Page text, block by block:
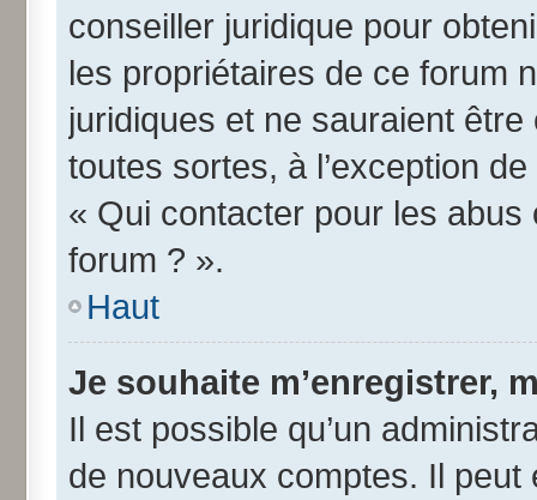
conseiller juridique pour
les propriétaires de ce forum
juridiques et ne sauraient
toutes sortes, à l’exception
« Qui contacter pour les
forum ? ».
Haut
Je souhaite m’enregistrer,
Il est possible qu’un
de nouveaux comptes. Il